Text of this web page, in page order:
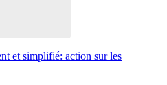
et simplifié: action sur les